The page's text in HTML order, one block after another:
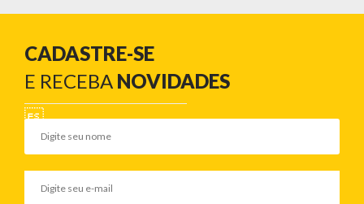
CADASTRE-SE
E RECEBA NOVIDADES